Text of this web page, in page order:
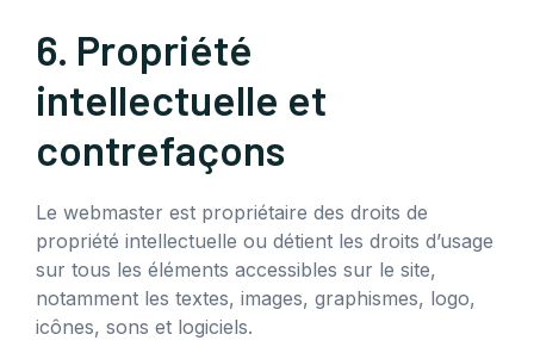
6. Propriété
intellectuelle et
contrefaçons
Le webmaster est propriétaire des droits de
propriété intellectuelle ou détient les droits d’usage
sur tous les éléments accessibles sur le site,
notamment les textes, images, graphismes, logo,
icônes, sons et logiciels.